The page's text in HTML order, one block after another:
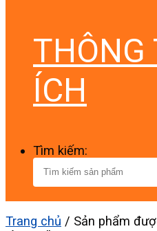
THÔNG
ÍCH
Tìm kiếm:
Trang chủ / Sản phẩm